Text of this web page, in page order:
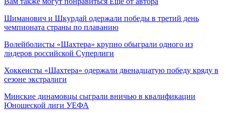
Шиманович и Шкурдай одержали победы в третий день
чемпионата страны по плаванию
Волейболисты «Шахтера» крупно обыграли одного из
лидеров российской Суперлиги
Хоккеисты «Шахтера» одержали двенадцатую победу кряду в
сезоне экстралиги
Минские динамовцы сыграли вничью в квалификации
Юношеской лиги УЕФА